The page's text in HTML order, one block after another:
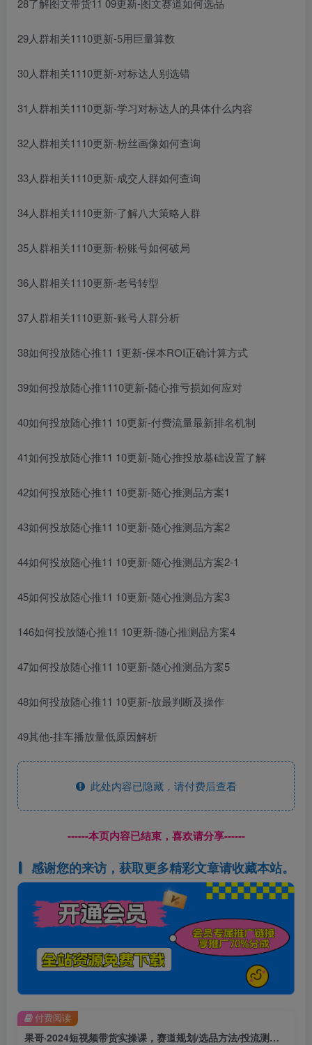
28了解图文带货11 09更新-图文赛道如何选品
29人群相关1110更新-5用巨量算数
30人群相关1110更新-对标达人别选错
31人群相关1110更新-学习对标达人的具体什么内容
32人群相关1110更新-粉丝画像如何查询
33人群相关1110更新-成交人群如何查询
34人群相关1110更新-了解八大策略人群
35人群相关1110更新-粉账号如何破局
36人群相关1110更新-老号转型
37人群相关1110更新-账号人群分析
38如何投放随心推11 1更新-保本ROI正确计算方式
39如何投放随心推1110更新-随心推亏损如何应对
40如何投放随心推11 10更新-付费流量最新排名机制
41如何投放随心推11 10更新-随心推投放基础设置了解
42如何投放随心推11 10更新-随心推测品方案1
43如何投放随心推11 10更新-随心推测品方案2
44如何投放随心推11 10更新-随心推测品方案2-1
45如何投放随心推11 10更新-随心推测品方案3
146如何投放随心推11 10更新-随心推测品方案4
47如何投放随心推11 10更新-随心推测品方案5
48如何投放随心推11 10更新-放最判断及操作
49其他-挂车播放量低原因解析
此处内容已隐藏，请付费后查看
------本页内容已结束，喜欢请分享------
感谢您的来访，获取更多精彩文章请收藏本站。
果哥·2024短视频带货实操课，​赛道规划/选品方法/投流测品/放量玩法/流量规划/拍摄教学
付费阅读